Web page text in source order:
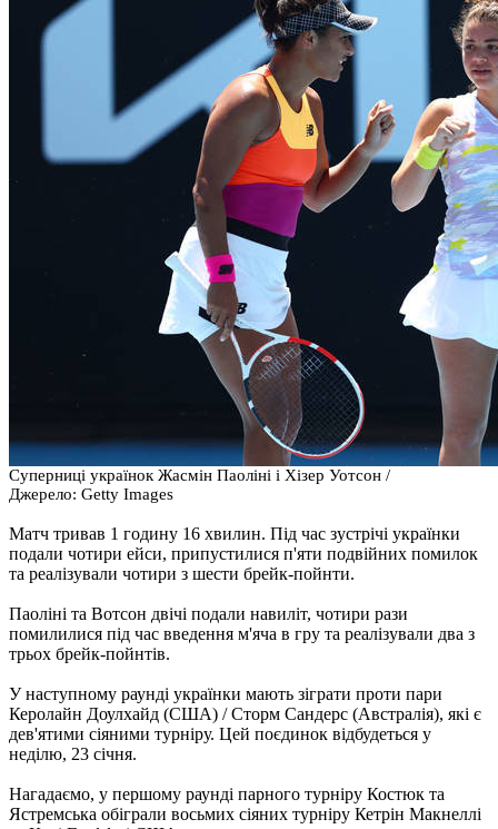
Суперниці українок Жасмін Паоліні і Хізер Уотсон /
Джерело: Getty Images
Матч тривав 1 годину 16 хвилин. Під час зустрічі українки
подали чотири ейси, припустилися п'яти подвійних помилок
та реалізували чотири з шести брейк-пойнти.
Паоліні та Вотсон двічі подали навиліт, чотири рази
помилилися під час введення м'яча в гру та реалізували два з
трьох брейк-пойнтів.
У наступному раунді українки мають зіграти проти пари
Керолайн Доулхайд (США) / Сторм Сандерс (Австралія), які є
дев'ятими сіяними турніру. Цей поєдинок відбудеться у
неділю, 23 січня.
Нагадаємо, у першому раунді парного турніру Костюк та
Ястремська обіграли восьмих сіяних турніру Кетрін Макнеллі